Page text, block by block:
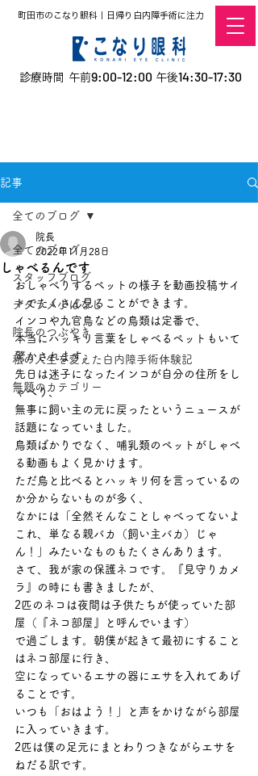
町田市のこなり眼科｜日帰り白内障手術に注力
診療時間 午前9:00-12:00 午後14:30-17:30
記事
全てのブログ
スタッフブログ
デタラメ小ばなし
院長のつぶやき
私の人生を変えた白内障手術体験記
無題のカテゴリー
全てのブログ
しゃべるんです
院長
2022年11月28日
おしゃべりするペットの様子を動画投稿サイ
トでたくさん見ることができます。
インコや九官鳥などの鳥類は定番で、
本当にハッキリ言葉をしゃべるペットもいて
驚かされます。
先日は迷子になったインコが自分の住所をし
ゃべり、
無事に飼い主の元に戻ったというニュースが
話題になっていました。
鳥類ばかりでなく、哺乳類のペットがしゃべ
る動画もよく見かけます。
ただ鳥と比べるとハッキリ何を言っているの
か分からないものが多く、
なかには「全然そんなことしゃべってないよ
これ、単なる親バカ（飼い主バカ）じゃ
ん！」みたいなものもたくさんあります。
さて、我が家の保護ネコです。『見守りカメ
ラ』の時にも書きましたが、
2匹のネコは夜間は子供たちが使っていた部
屋（『ネコ部屋』と呼んでいます）
で過ごします。朝僕が起きて最初にすること
はネコ部屋に行き、
空になっているエサの器にエサを入れてあげ
ることです。
いつも「おはよう！」と声をかけながら部屋
に入っていきます。
2匹は僕の足元にまとわりつきながらエサを
ねだる訳です。